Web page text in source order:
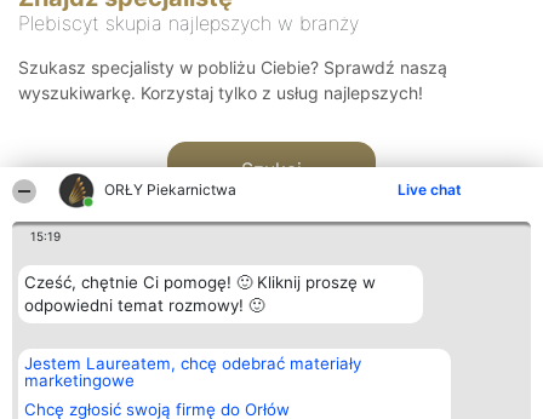
ORŁY Piekarnictwa Live chat
15:19
Cześć, chętnie Ci pomogę! 🙂 Kliknij proszę w
odpowiedni temat rozmowy! 🙂
Jestem Laureatem, chcę odebrać materiały
marketingowe
Chcę zgłosić swoją firmę do Orłów
Plebiscyt skupia najlepszych w branży
Szukasz specjalisty w pobliżu Ciebie? Sprawdź naszą
wyszukiwarkę. Korzystaj tylko z usług najlepszych!
Szukaj
Organizator plebiscytu
Bright Side Solutions sp. z o.
o. sp. k.
ul. Ruska 22
Plebiscyt
Laureaci
wszystkich
Kontakt
Kontakt